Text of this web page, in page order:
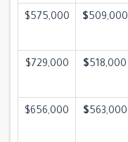
$509,000
$575,000
$518,000
$729,000
$563,000
$656,000